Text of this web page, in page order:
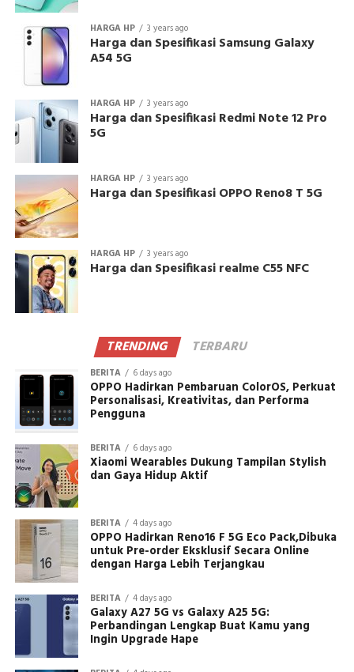
HARGA HP 3 years ago
Harga dan Spesifikasi Samsung Galaxy
A54 5G
HARGA HP 3 years ago
Harga dan Spesifikasi Redmi Note 12 Pro
5G
HARGA HP 3 years ago
Harga dan Spesifikasi OPPO Reno8 T 5G
HARGA HP 3 years ago
Harga dan Spesifikasi realme C55 NFC
TRENDING TERBARU
BERITA 6 days ago
OPPO Hadirkan Pembaruan ColorOS, Perkuat
Personalisasi, Kreativitas, dan Performa
Pengguna
BERITA 6 days ago
Xiaomi Wearables Dukung Tampilan Stylish
dan Gaya Hidup Aktif
BERITA 4 days ago
OPPO Hadirkan Reno16 F 5G Eco Pack,Dibuka
untuk Pre-order Eksklusif Secara Online
dengan Harga Lebih Terjangkau
BERITA 4 days ago
Galaxy A27 5G vs Galaxy A25 5G:
Perbandingan Lengkap Buat Kamu yang
Ingin Upgrade Hape